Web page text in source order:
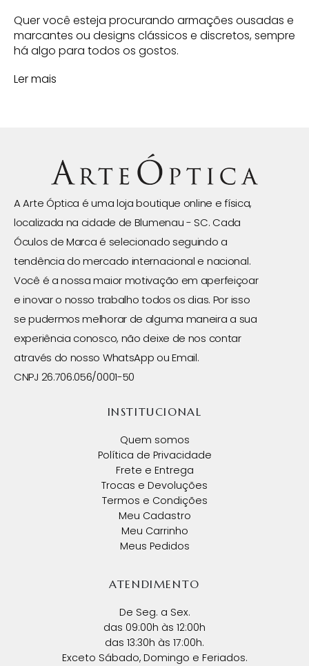
Quer você esteja procurando armações ousadas e
marcantes ou designs clássicos e discretos, sempre
há algo para todos os gostos.
Ler mais
A Arte Óptica é uma loja boutique online e física,
localizada na cidade de Blumenau - SC. Cada
Óculos de Marca é selecionado seguindo a
tendência do mercado internacional e nacional.
Você é a nossa maior motivação em aperfeiçoar
e inovar o nosso trabalho todos os dias. Por isso
se pudermos melhorar de alguma maneira a sua
experiência conosco, não deixe de nos contar
através do nosso WhatsApp ou Email.
CNPJ 26.706.056/0001-50
INSTITUCIONAL
Quem somos
Política de Privacidade
Frete e Entrega
Trocas e Devoluções
Termos e Condições
Meu Cadastro
Meu Carrinho
Meus Pedidos
ATENDIMENTO
De Seg. a Sex.
das 09:00h às 12:00h
das 13:30h às 17:00h.
Exceto Sábado, Domingo e Feriados.